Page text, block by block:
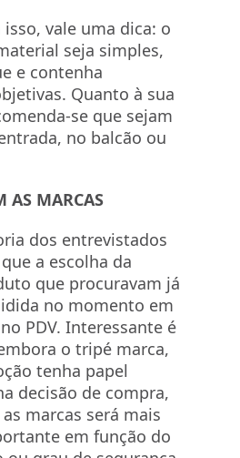
isso, vale uma dica: o
seja simples,
e contenha
Quanto à sua
se que sejam
no balcão ou
AS MARCAS
dos entrevistados
a escolha da
que procuravam já
no momento em
PDV. Interessante é
o tripé marca,
tenha papel
decisão de compra,
marcas será mais
em função do